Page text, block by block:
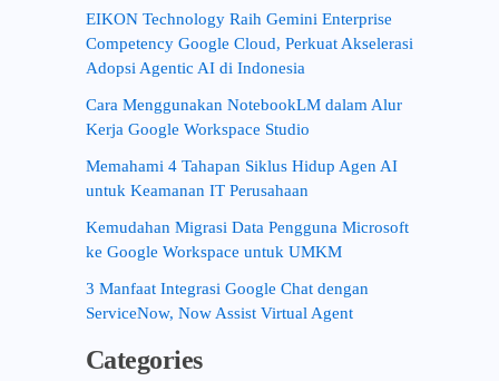
EIKON Technology Raih Gemini Enterprise
Competency Google Cloud, Perkuat Akselerasi
Adopsi Agentic AI di Indonesia
Cara Menggunakan NotebookLM dalam Alur
Kerja Google Workspace Studio
Memahami 4 Tahapan Siklus Hidup Agen AI
untuk Keamanan IT Perusahaan
Kemudahan Migrasi Data Pengguna Microsoft
ke Google Workspace untuk UMKM
3 Manfaat Integrasi Google Chat dengan
ServiceNow, Now Assist Virtual Agent
Categories